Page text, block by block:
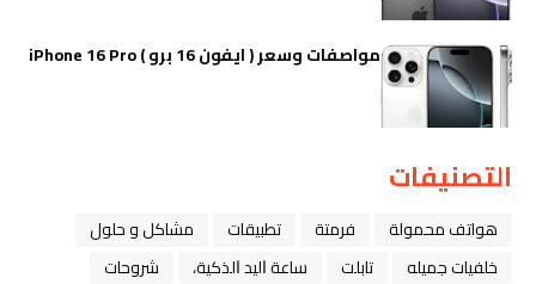
مواصفات وسعر ( ايفون 16 برو ) iPhone 16 Pro
التصنيفات
هواتف محمولة فرمتة تطبيقات
مشاكل و حلول
خلفيات جميله
تابلت ﺳﺎﻋﺔ ﺍﻟﻴﺪ ﺍﻟﺬﻛﻴﺔ،
شروحات